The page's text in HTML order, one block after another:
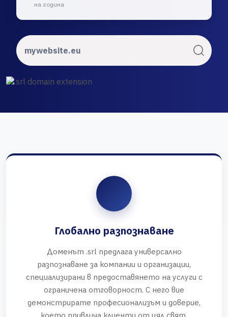
на година
Глобално разпознаване
Доменът .srl предлага универсално
разпознаване за компании и организации,
специализирани в предоставянето на услуги с
ограничена отговорност. С него вие
демонстрирате професионализъм и доверие,